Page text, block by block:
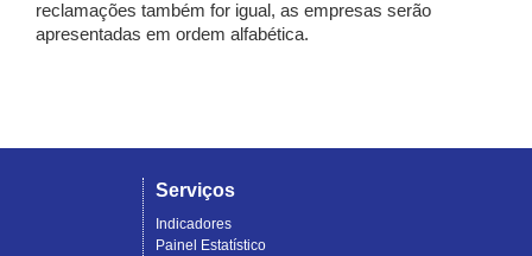
reclamações também for igual, as empresas serão
apresentadas em ordem alfabética.
Serviços
Indicadores
Painel Estatístico